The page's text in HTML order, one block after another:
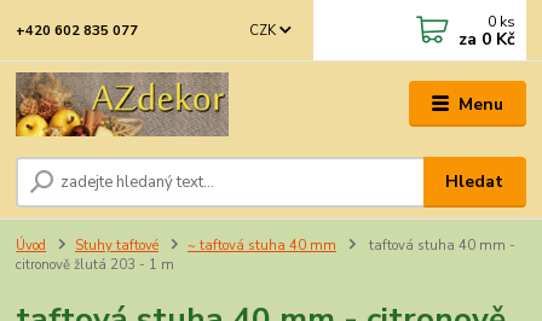
Menu
CZK
Hledat
+420 602 835 077 0 ks
za 0 Kč
Úvod Stuhy taftové ~ taftová stuha 40 mm
taftová stuha 40 mm -
citronově žlutá 203 - 1 m